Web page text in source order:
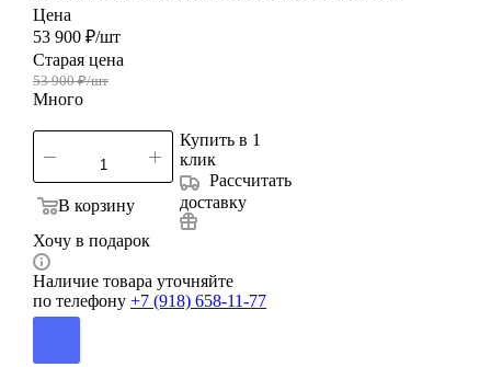
Цена
53 900 ₽/шт
Старая цена
53 900₽/шт
Много
В корзину
Купить в 1
клик
Рассчитать
доставку
Хочу в подарок
Наличие товара уточняйте
по телефону +7 (918) 658-11-77